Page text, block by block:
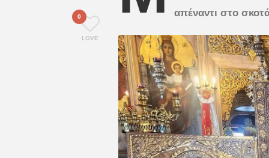
0
LOVE
απέναντι στο